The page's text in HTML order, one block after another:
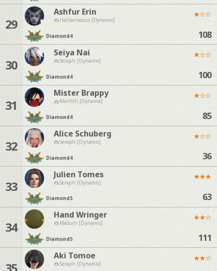
29
Ashfur Erin
Halicarnassus [Dynamis]
Diamond4
★☆☆
108
30
Seiya Nai
Seraph [Dynamis]
Diamond4
★☆☆
100
31
Mister Brappy
Marilith [Dynamis]
Diamond4
★☆☆
85
32
Alice Schuberg
Seraph [Dynamis]
Diamond4
★☆☆
36
33
Julien Tomes
Seraph [Dynamis]
Diamond5
★★★
63
34
Hand Wringer
Maduin [Dynamis]
Diamond5
★★☆
111
35
Aki Tomoe
Seraph [Dynamis]
★★☆